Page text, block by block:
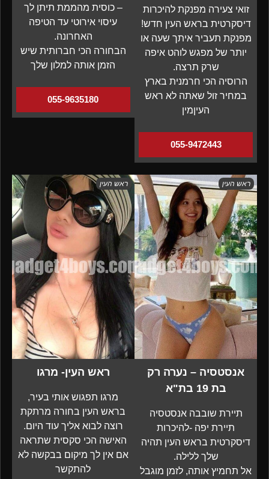
זואי צעירה מפנקת להיכרות
דיסקרטית בראש העין חדש!
מפנקת תעביר איתך שעה או
יותר של מפגש לוהט איפה
שרק תרצה.
הרוסיה הכי חרמנית בארץ
במחיר זול שאתה לא ראש
העיןמין
055-9472443
– כוסית מהממת תיתן לך
עיסוי אירוטי עד הטיפה
האחרונה.
הבחורה הכי חברותית שיש
הזמן אותה למלון שלך
055-9635180
ראש העין
אנסטסיה – נערה רק
בת 19 בת"א
תיירת שובבה אנסטסיה
תיירת יפה -להיכרות
דיסקרטית בראש העין תהיה
שלך ללילה.
אל תחמיץ אותה, לזמן מוגבל
ראש העין
ראש העין- מרגו
מרגו תפגוש אותי בעיר,
בראש העין בחורה מרתקת
רוצה לבוא אליך עוד היום.
האישה הכי סקסית שתראה
אם אין לך מיקום בבקשה לא
להתקשר